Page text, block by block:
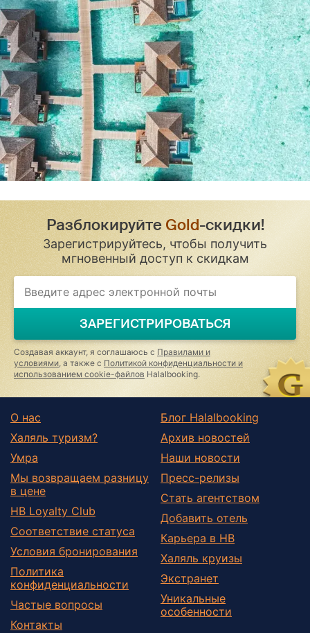
РазблокируйтеGold-скидки!
Зарегистрируйтесь, чтобы получить
мгновенный доступ к скидкам
If
you
ignore
this
field
ЗАРЕГИСТРИРОВАТЬСЯ
Создавая аккаунт, я соглашаюсь с Правилами и
условиями, а также с Политикой конфиденциальности и
использованием cookie-файлов Halalbooking.
О нас
Халяль туризм?
Умра
Мы возвращаем разницу
в цене
HB Loyalty Club
Соответствие статуса
Условия бронирования
Политика
конфиденциальности
Частые вопросы
Контакты
Блог Halalbooking
Архив новостей
Наши новости
Пресс-релизы
Стать агентством
Добавить отель
Карьера в HB
Халяль круизы
Экстранет
Уникальные
особенности